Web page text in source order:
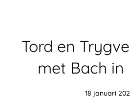
Tord en
met Bach in
18 januari